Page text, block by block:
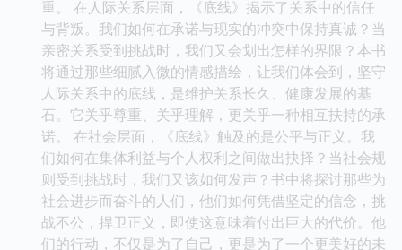
重。 在人际关系层面，《底线》揭示了关系中的信任
与背叛。我们如何在承诺与现实的冲突中保持真诚？当
亲密关系受到挑战时，我们又会划出怎样的界限？本书
将通过那些细腻入微的情感描绘，让我们体会到，坚守
人际关系中的底线，是维护关系长久、健康发展的基
石。它关乎尊重、关乎理解，更关乎一种相互扶持的承
诺。 在社会层面，《底线》触及的是公平与正义。我
们如何在集体利益与个人权利之间做出抉择？当社会规
则受到挑战时，我们又该如何发声？书中将探讨那些为
社会进步而奋斗的人们，他们如何凭借坚定的信念，挑
战不公，捍卫正义，即使这意味着付出巨大的代价。他
们的行动，不仅是为了自己，更是为了一个更美好的未